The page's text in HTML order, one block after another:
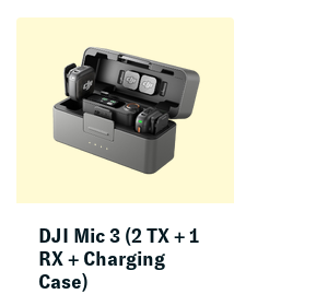
DJI Mic 3 (2 TX + 1
RX + Charging
Case)